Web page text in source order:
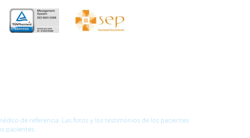
de referencia. Las fotos y los testimonios de los pacientes
pacientes.